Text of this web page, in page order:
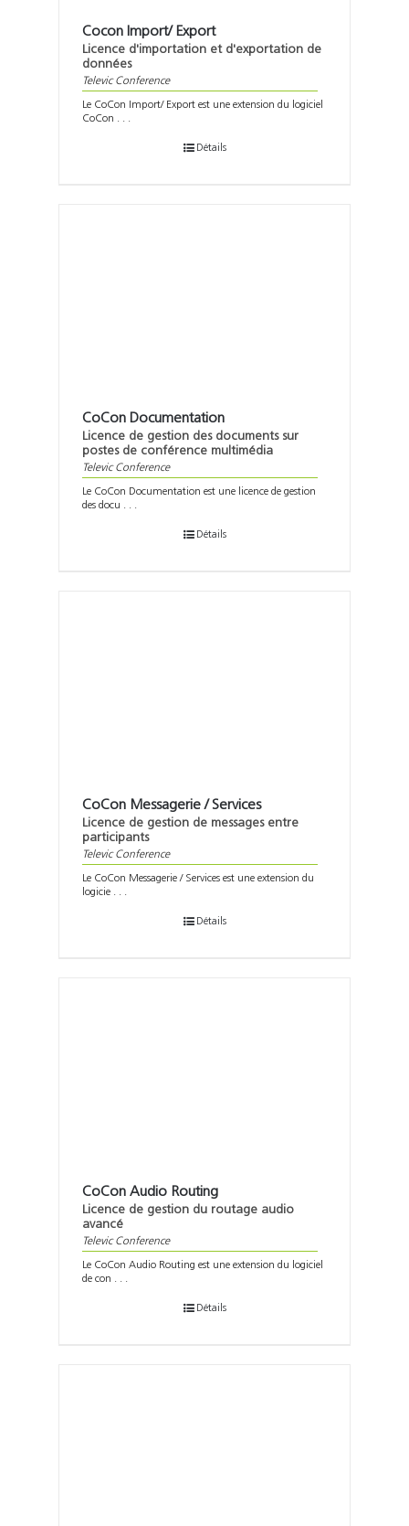
Cocon Import/ Export
Licence d'importation et d'exportation de
données
Televic Conference
Le CoCon Import/ Export est une extension du logiciel
CoCon . . .
Détails
CoCon Documentation
Licence de gestion des documents sur
postes de conférence multimédia
Televic Conference
Le CoCon Documentation est une licence de gestion
des docu . . .
Détails
CoCon Messagerie / Services
Licence de gestion de messages entre
participants
Televic Conference
Le CoCon Messagerie / Services est une extension du
logicie . . .
Détails
CoCon Audio Routing
Licence de gestion du routage audio
avancé
Televic Conference
Le CoCon Audio Routing est une extension du logiciel
de con . . .
Détails